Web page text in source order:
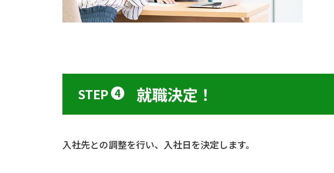
STEP 4 就職決定！
入社先との調整を行い、入社日を決定します。